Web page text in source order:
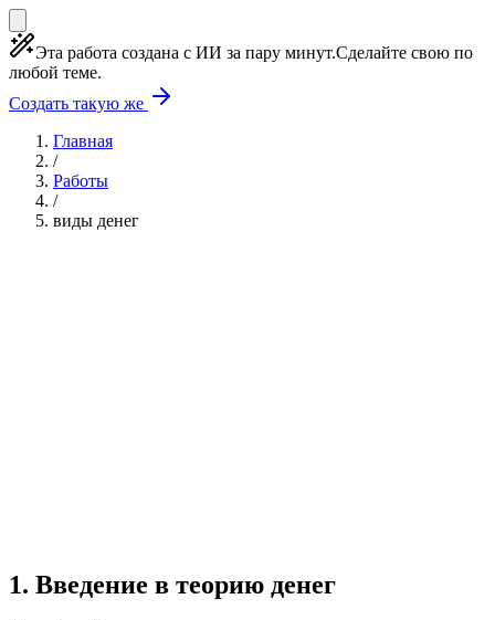
Эта работа создана с ИИ за пару минут.Сделайте свою по
любой теме.
Создать такую же
Главная
/
Работы
/
виды денег
1. Введение в теорию денег